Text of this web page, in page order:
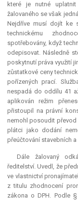
které je nutné
žalovaného se však
Nejdříve musí dojít ke
technickému
spotřebovány, když
odepisovat. Následně
poskytnutí práva využití
zůstatkové ceny
pořízených prací.
nespadá do oddílu 41
aplikován režim
přistoupil na právní
nemohl posoudit převod
plátci jako dodání
přeúčtování stavebních
Dále žalovaný
ředitelství. Uvedl, že
ve vlastnictví
z titulu zhodnocení
zákona o DPH. Podle